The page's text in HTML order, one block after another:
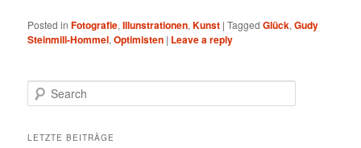
Posted in Fotografie,Illunstrationen,Kunst |Tagged Glück,Gudy
Steinmill-Hommel,Optimisten | Leave a reply
Search
LETZTE BEITRÄGE